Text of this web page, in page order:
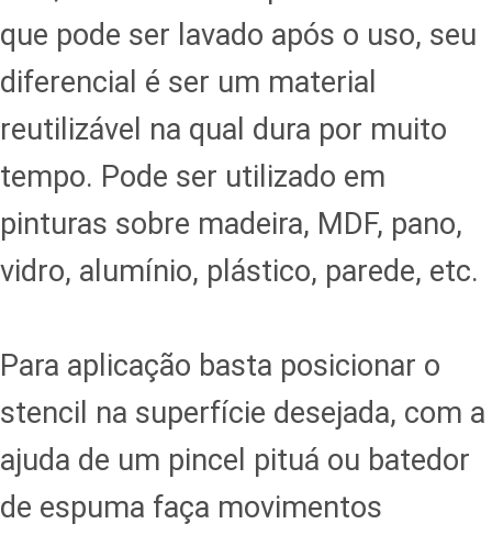
que pode ser lavado após o uso, seu
diferencial é ser um material
reutilizável na qual dura por muito
tempo. Pode ser utilizado em
pinturas sobre madeira, MDF, pano,
vidro, alumínio, plástico, parede, etc.
Para aplicação basta posicionar o
stencil na superfície desejada, com a
ajuda de um pincel pituá ou batedor
de espuma faça movimentos